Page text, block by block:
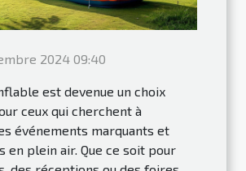
2024 09:40
est devenue un choix
ceux qui cherchent à
événements marquants et
en plein air. Que ce soit pour